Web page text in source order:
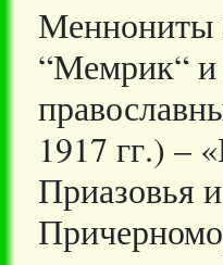
Меннониты
“Мемрик“
1917 гг.) –
Приазовья и